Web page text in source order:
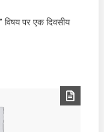
पर एक दिवसीय